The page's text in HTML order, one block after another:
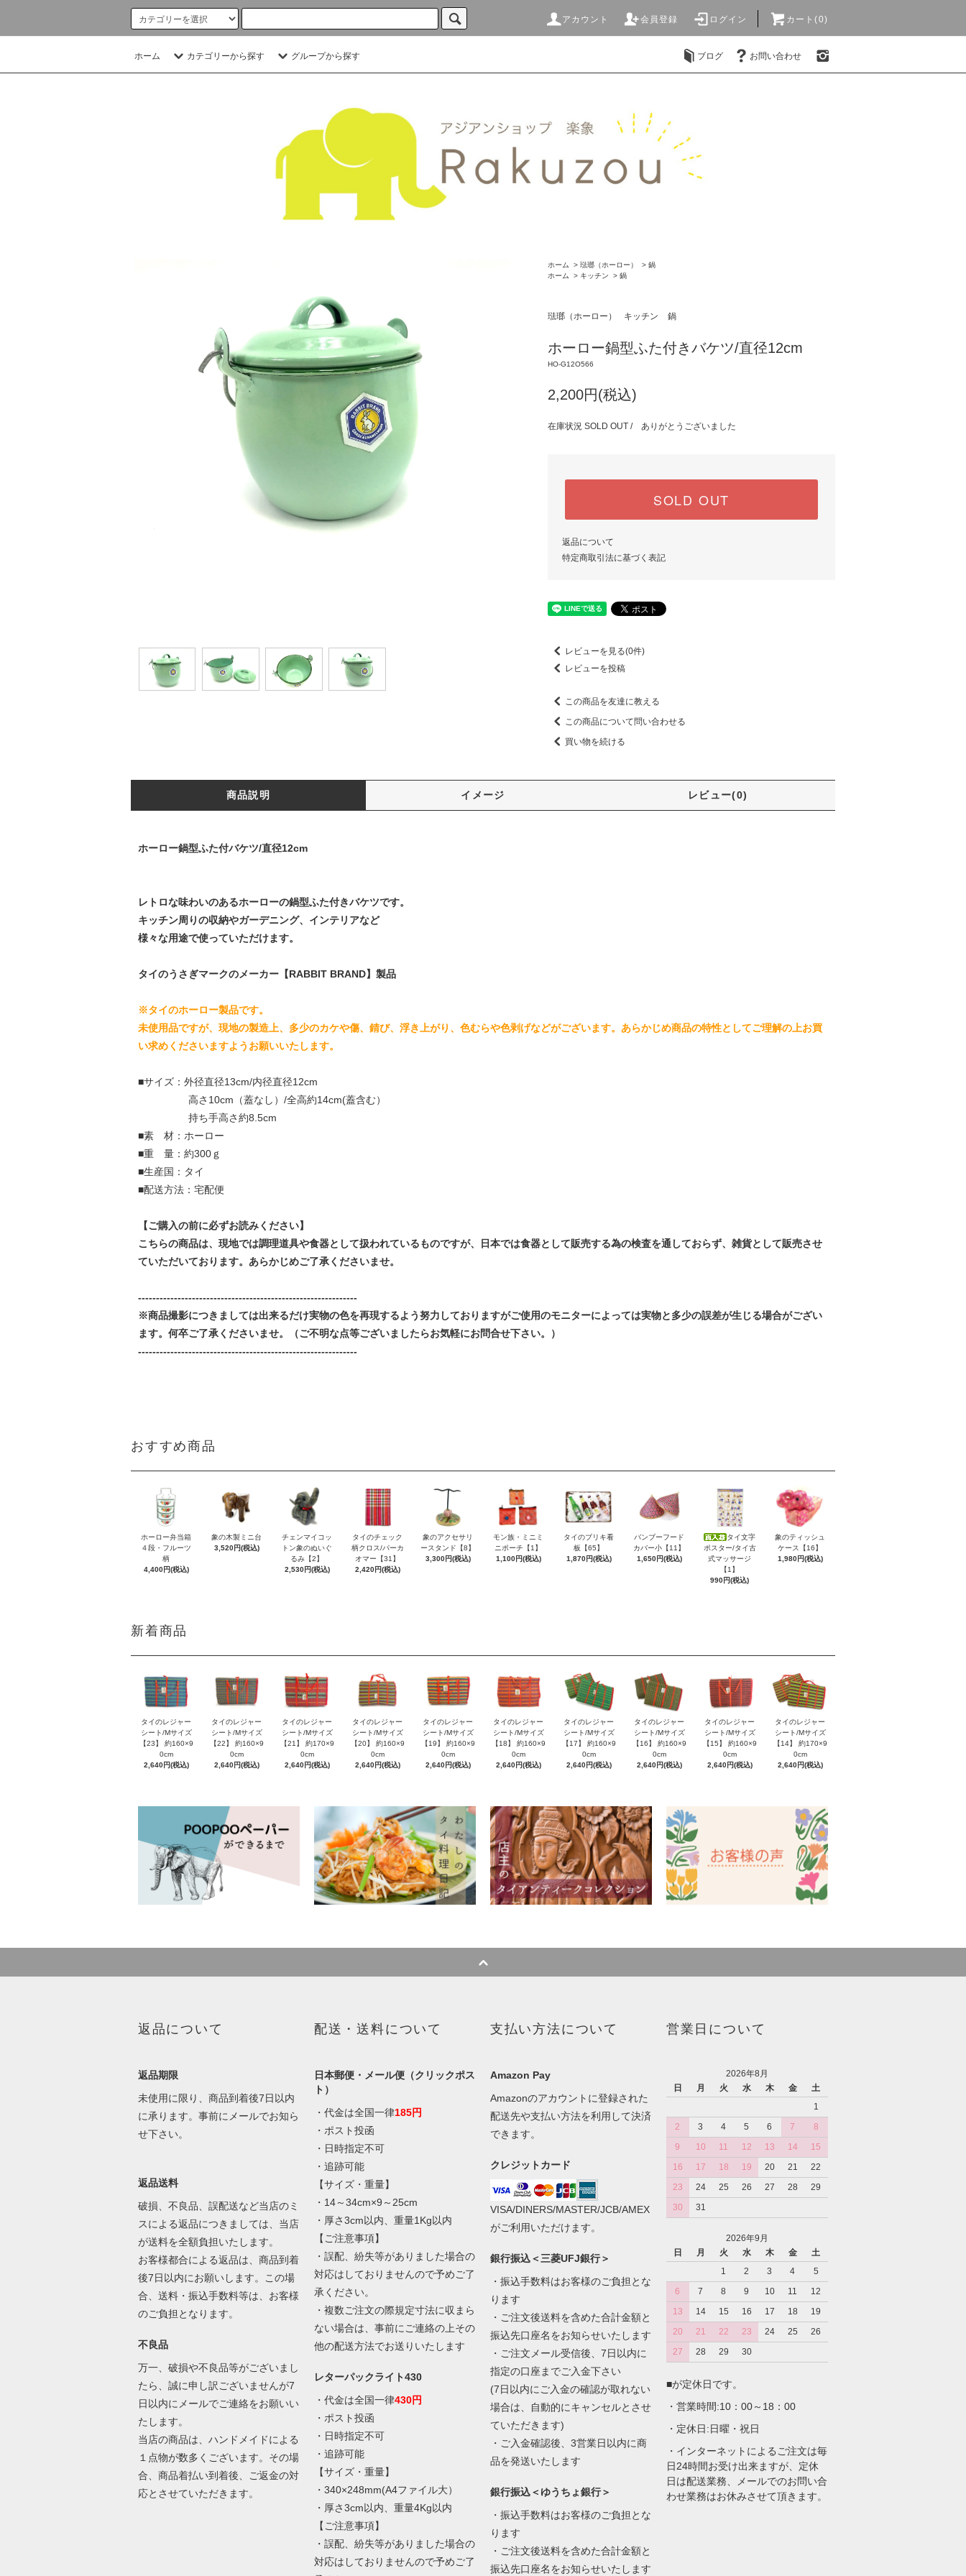
アカウント 会員登録 ログイン カート(0)
ホーム カテゴリーから探す グループから探す ブログ お問い合わせ
ホーム > 琺瑯（ホーロー） > 鍋
ホーム
> キッチン > 鍋
琺瑯（ホーロー） キッチン 鍋
ホーロー鍋型ふた付きバケツ/直径12cm
HO-G12O566
2,200円(税込)
在庫状況 SOLD OUT / ありがとうございました
SOLD OUT
返品について
特定商取引法に基づく表記
レビューを見る(0件)
レビューを投稿
この商品を友達に教える
この商品について問い合わせる
買い物を続ける
商品説明 イメージ レビュー(0)
ホーロー鍋型ふた付バケツ/直径12cm
レトロな味わいのあるホーローの鍋型ふた付きバケツです。
キッチン周りの収納やガーデニング、インテリアなど
様々な用途で使っていただけます。
タイのうさぎマークのメーカー【RABBIT BRAND】製品
※タイのホーロー製品です。
未使用品ですが、現地の製造上、多少のカケや傷、錆び、浮き上がり、色むらや色剥げなどがございます。あらかじめ商品の特性としてご理解の上お買
い求めくださいますようお願いいたします。
■サイズ：外径直径13cm/内径直径12cm
高さ10cm（蓋なし）/全高約14cm(蓋含む）
持ち手高さ約8.5cm
■素 材：ホーロー
■重 量：約300ｇ
■生産国：タイ
■配送方法：宅配便
【ご購入の前に必ずお読みください】
こちらの商品は、現地では調理道具や食器として扱われているものですが、日本では食器として販売する為の検査を通しておらず、雑貨として販売させ
ていただいております。あらかじめご了承くださいませ。
-------------------------------------------------------------
※商品撮影につきましては出来るだけ実物の色を再現するよう努力しておりますがご使用のモニターによっては実物と多少の誤差が生じる場合がござい
ます。何卒ご了承くださいませ。（ご不明な点等ございましたらお気軽にお問合せ下さい。）
-------------------------------------------------------------
おすすめ商品
ホーロー弁当箱
４段・フルーツ
柄
4,400円(税込)
象の木製ミニ台
3,520円(税込)
チェンマイコッ
トン象のぬいぐ
るみ【2】
2,530円(税込)
タイのチェック
柄クロス/パーカ
オマー【31】
2,420円(税込)
象のアクセサリ
ースタンド【8】
3,300円(税込)
モン族・ミニミ
ニポーチ【1】
1,100円(税込)
タイのブリキ看
板【65】
1,870円(税込)
バンブーフード
カバー小【11】
1,650円(税込)
タイ文字
ポスター/タイ古
式マッサージ
【1】
990円(税込)
象のティッシュ
ケース【16】
1,980円(税込)
新着商品
タイのレジャー
シート/Mサイズ
【23】 約160×9
0cm
2,640円(税込)
タイのレジャー
シート/Mサイズ
【22】 約160×9
0cm
2,640円(税込)
タイのレジャー
シート/Mサイズ
【21】 約170×9
0cm
2,640円(税込)
タイのレジャー
シート/Mサイズ
【20】 約160×9
0cm
2,640円(税込)
タイのレジャー
シート/Mサイズ
【19】 約160×9
0cm
2,640円(税込)
タイのレジャー
シート/Mサイズ
【18】 約160×9
0cm
2,640円(税込)
タイのレジャー
シート/Mサイズ
【17】 約160×9
0cm
2,640円(税込)
タイのレジャー
シート/Mサイズ
【16】 約160×9
0cm
2,640円(税込)
タイのレジャー
シート/Mサイズ
【15】 約160×9
0cm
2,640円(税込)
タイのレジャー
シート/Mサイズ
【14】 約170×9
0cm
2,640円(税込)
返品について
返品期限
未使用に限り、商品到着後7日以内
に承ります。事前にメールでお知ら
せ下さい。
返品送料
破損、不良品、誤配送など当店のミ
スによる返品につきましては、当店
が送料を全額負担いたします。
お客様都合による返品は、商品到着
後7日以内にお願いします。この場
合、送料・振込手数料等は、お客様
のご負担となります。
不良品
万一、破損や不良品等がございまし
たら、誠に申し訳ございませんが7
日以内にメールでご連絡をお願いい
たします。
当店の商品は、ハンドメイドによる
１点物が数多くございます。その場
合、商品着払い到着後、ご返金の対
応とさせていただきます。
配送・送料について
日本郵便・メール便（クリックポス
ト）
・代金は全国一律185円
・ポスト投函
・日時指定不可
・追跡可能
【サイズ・重量】
・14～34cm×9～25cm
・厚さ3cm以内、重量1Kg以内
【ご注意事項】
・誤配、紛失等がありました場合の
対応はしておりませんので予めご了
承ください。
・複数ご注文の際規定寸法に収まら
ない場合は、事前にご連絡の上その
他の配送方法でお送りいたします
レターパックライト430
・代金は全国一律430円
・ポスト投函
・日時指定不可
・追跡可能
【サイズ・重量】
・340×248mm(A4ファイル大）
・厚さ3cm以内、重量4Kg以内
【ご注意事項】
・誤配、紛失等がありました場合の
対応はしておりませんので予めご了
支払い方法について
Amazon Pay
Amazonのアカウントに登録された
配送先や支払い方法を利用して決済
できます。
クレジットカード
VISA/DINERS/MASTER/JCB/AMEX
がご利用いただけます。
銀行振込＜三菱UFJ銀行＞
・振込手数料はお客様のご負担とな
ります
・ご注文後送料を含めた合計金額と
振込先口座名をお知らせいたします
・ご注文メール受信後、7日以内に
指定の口座までご入金下さい
(7日以内にご入金の確認が取れない
場合は、自動的にキャンセルとさせ
ていただきます)
・ご入金確認後、3営業日以内に商
品を発送いたします
銀行振込＜ゆうちょ銀行＞
・振込手数料はお客様のご負担とな
ります
・ご注文後送料を含めた合計金額と
振込先口座名をお知らせいたします
営業日について
2026年8月
日
月 火 水 木 金
土
1
2
3 4 5 6 7
8
9
10 11 12 13 14
15
16
17 18 19 20 21
22
23
24 25 26 27 28
29
30
31
2026年9月
日
月 火 水 木 金
土
1
2 3 4
5
6
7 8 9 10 11
12
13
14 15 16 17 18
19
20
21 22 23 24 25
26
27
28 29 30
■が定休日です。
・営業時間:10：00～18：00
・定休日:日曜・祝日
・インターネットによるご注文は毎
日24時間お受け出来ますが、定休
日は配送業務、メールでのお問い合
わせ業務はお休みさせて頂きます。